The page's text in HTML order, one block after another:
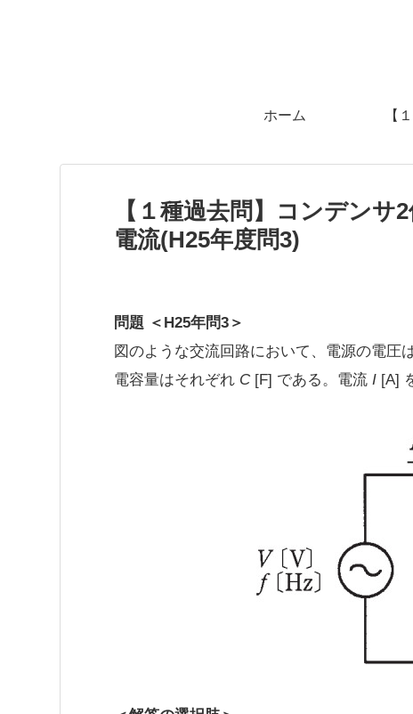
ホーム 【
【１種過去問】コンデン
電流(H25年度問3)
問題 ＜H25年問3＞
図のような交流回路において、電源の電圧
電容量はそれぞれ C[F] である。電流 I [A]